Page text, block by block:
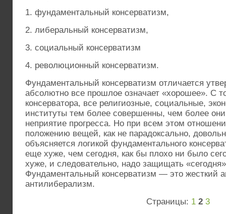
1. фундаментальный консерватизм,
2. либеральный консерватизм,
3. социальный консерватизм
4. революционный консерватизм.
Фундаментальный консерватизм отличается
абсолютно все прошлое означает «хорошее». С
консерватора, все религиозные, социальные,
институты тем более совершенны, чем более
неприятие прогресса. Но при всем этом
положению вещей, как не парадоксально,
объясняется логикой фундаментального
еще хуже, чем сегодня, как бы плохо ни было
хуже, и следовательно, надо защищать
Фундаментальный консерватизм — это жесткий
антилиберализм.
Страницы: 1 2 3